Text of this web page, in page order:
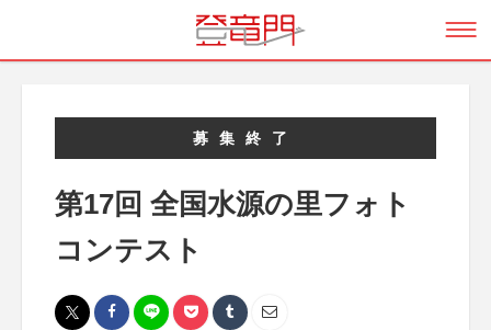
募集終了
第17回 全国水源の里フォト
コンテスト